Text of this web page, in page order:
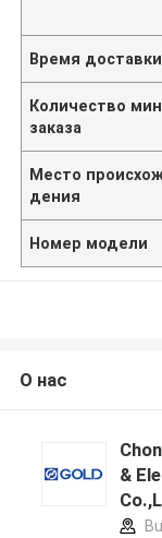
Время доставки
Количество мин
заказа
Место
дения
Номер модели
О нас
&